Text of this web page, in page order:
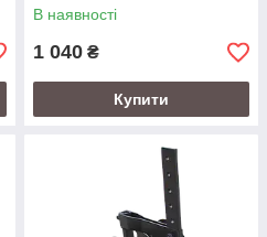
В наявності
1 040 ₴
Купити